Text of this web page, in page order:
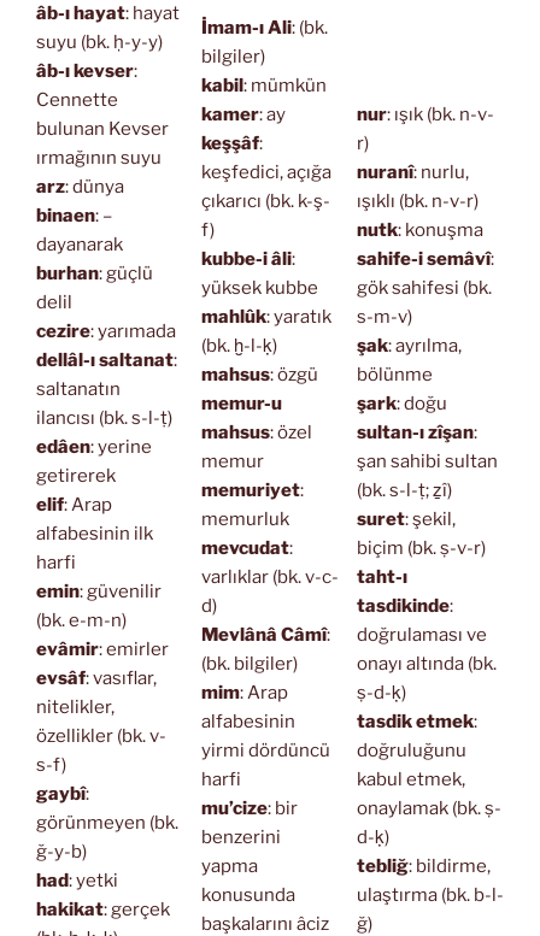
âb-ı hayat: hayat
suyu (bk. ḥ-y-y)
âb-ı kevser:
Cennette
bulunan Kevser
ırmağının suyu
arz: dünya
binaen: –
dayanarak
burhan: güçlü
delil
cezire: yarımada
dellâl-ı saltanat:
saltanatın
ilancısı (bk. s-l-ṭ)
edâen: yerine
getirerek
elif: Arap
alfabesinin ilk
harfi
emin: güvenilir
(bk. e-m-n)
evâmir: emirler
evsâf: vasıflar,
nitelikler,
özellikler (bk. v-
s-f)
gaybî:
görünmeyen (bk.
ğ-y-b)
had: yetki
hakikat: gerçek
İmam-ı Ali: (bk.
bilgiler)
kabil: mümkün
kamer: ay
keşşâf:
keşfedici, açığa
çıkarıcı (bk. k-ş-
f)
kubbe-i âli:
yüksek kubbe
mahlûk: yaratık
(bk. ḫ-l-ḳ)
mahsus: özgü
memur-u
mahsus: özel
memur
memuriyet:
memurluk
mevcudat:
varlıklar (bk. v-c-
d)
Mevlânâ Câmî:
(bk. bilgiler)
mim: Arap
alfabesinin
yirmi dördüncü
harfi
mu’cize: bir
benzerini
yapma
konusunda
başkalarını âciz
nur: ışık (bk. n-v-
r)
nuranî: nurlu,
ışıklı (bk. n-v-r)
nutk: konuşma
sahife-i semâvî:
gök sahifesi (bk.
s-m-v)
şak: ayrılma,
bölünme
şark: doğu
sultan-ı zîşan:
şan sahibi sultan
(bk. s-l-ṭ; ẕî)
suret: şekil,
biçim (bk. ṣ-v-r)
taht-ı
tasdikinde:
doğrulaması ve
onayı altında (bk.
ṣ-d-ḳ)
tasdik etmek:
doğruluğunu
kabul etmek,
onaylamak (bk. ṣ-
d-ḳ)
tebliğ: bildirme,
ulaştırma (bk. b-l-
ğ)